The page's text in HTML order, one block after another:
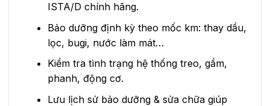
ISTA/D chính hãng.
Bảo dưỡng định kỳ theo mốc km: thay dầu,
lọc, bugi, nước làm mát…
Kiểm tra tình trạng hệ thống treo, gầm,
phanh, động cơ.
Lưu lịch sử bảo dưỡng & sửa chữa giúp